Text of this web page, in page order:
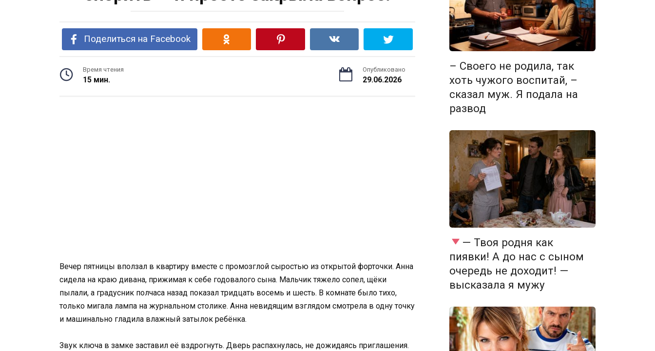
Поделиться на Facebook
Время чтения
15 мин.
Опубликовано
29.06.2026
Вечер пятницы вползал в квартиру вместе с промозглой сыростью из открытой форточки. Анна
сидела на краю дивана, прижимая к себе годовалого сына. Мальчик тяжело сопел, щёки
пылали, а градусник полчаса назад показал тридцать восемь и шесть. В комнате было тихо,
только мигала лампа на журнальном столике. Анна невидящим взглядом смотрела в одну точку
и машинально гладила влажный затылок ребёнка.
Звук ключа в замке заставил её вздрогнуть. Дверь распахнулась, не дожидаясь приглашения.
– Своего не родила, так
хоть чужого воспитай, –
сказал муж. Я подала на
развод
— Твоя родня как
пиявки! А до нас с сыном
очередь не доходит! —
высказала я мужу